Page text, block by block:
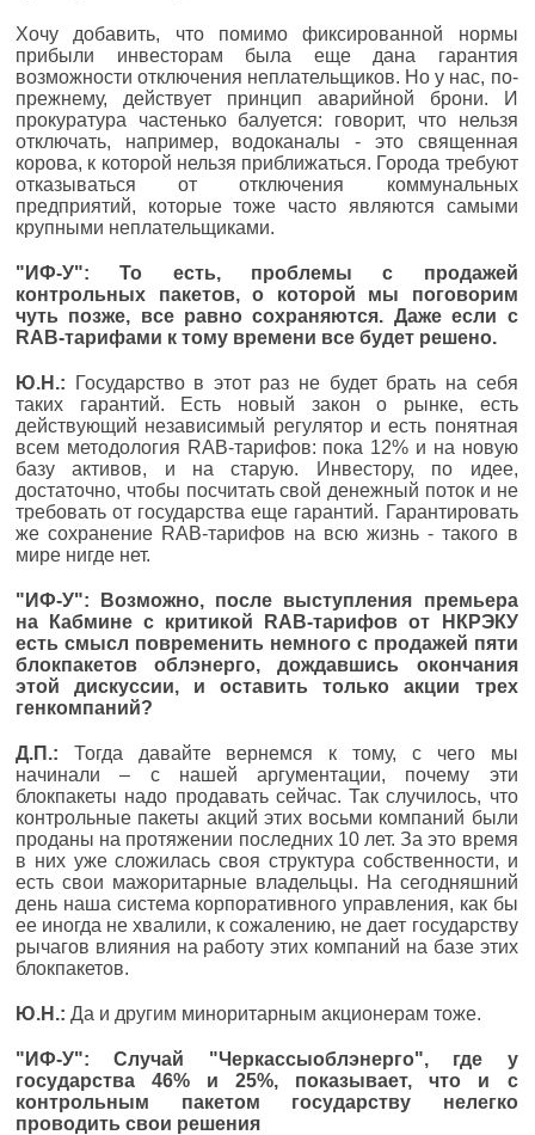
Хочу добавить, что помимо фиксированной нормы
прибыли инвесторам была еще дана гарантия
возможности отключения неплательщиков. Но у нас, по-
прежнему, действует принцип аварийной брони. И
прокуратура частенько балуется: говорит, что нельзя
отключать, например, водоканалы - это священная
корова, к которой нельзя приближаться. Города требуют
отказываться от отключения коммунальных
предприятий, которые тоже часто являются самыми
крупными неплательщиками.
"ИФ-У": То есть, проблемы с продажей
контрольных пакетов, о которой мы поговорим
чуть позже, все равно сохраняются. Даже если с
RAB-тарифами к тому времени все будет решено.
Ю.Н.: Государство в этот раз не будет брать на себя
таких гарантий. Есть новый закон о рынке, есть
действующий независимый регулятор и есть понятная
всем методология RAB-тарифов: пока 12% и на новую
базу активов, и на старую. Инвестору, по идее,
достаточно, чтобы посчитать свой денежный поток и не
требовать от государства еще гарантий. Гарантировать
же сохранение RAB-тарифов на всю жизнь - такого в
мире нигде нет.
"ИФ-У": Возможно, после выступления премьера
на Кабмине с критикой RAB-тарифов от НКРЭКУ
есть смысл повременить немного с продажей пяти
блокпакетов облэнерго, дождавшись окончания
этой дискуссии, и оставить только акции трех
генкомпаний?
Д.П.: Тогда давайте вернемся к тому, с чего мы
начинали – с нашей аргументации, почему эти
блокпакеты надо продавать сейчас. Так случилось, что
контрольные пакеты акций этих восьми компаний были
проданы на протяжении последних 10 лет. За это время
в них уже сложилась своя структура собственности, и
есть свои мажоритарные владельцы. На сегодняшний
день наша система корпоративного управления, как бы
ее иногда не хвалили, к сожалению, не дает государству
рычагов влияния на работу этих компаний на базе этих
блокпакетов.
Ю.Н.: Да и другим миноритарным акционерам тоже.
"ИФ-У": Случай "Черкассыоблэнерго", где у
государства 46% и 25%, показывает, что и с
контрольным пакетом государству нелегко
проводить свои решения